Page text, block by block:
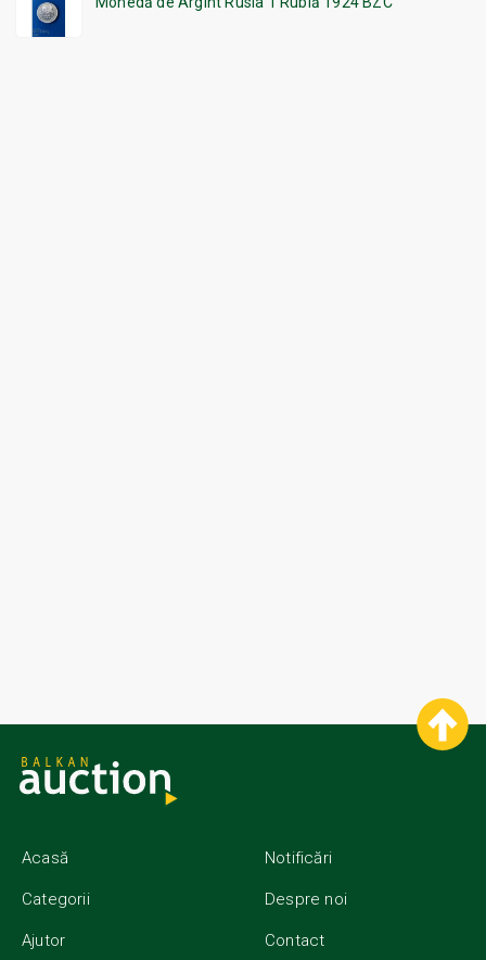
Acasă
Categorii
Ajutor
Notificări
Despre noi
Contact